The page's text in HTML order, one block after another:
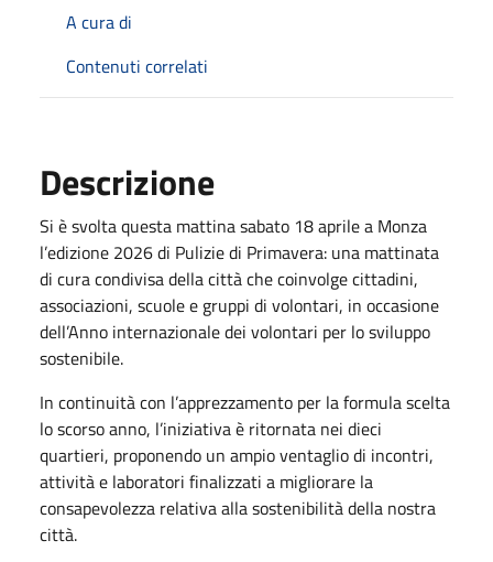
A cura di
Contenuti correlati
Descrizione
Si è svolta questa mattina sabato 18 aprile a Monza
l’edizione 2026 di Pulizie di Primavera: una mattinata
di cura condivisa della città che coinvolge cittadini,
associazioni, scuole e gruppi di volontari, in occasione
dell’Anno internazionale dei volontari per lo sviluppo
sostenibile.
In continuità con l’apprezzamento per la formula scelta
lo scorso anno, l’iniziativa è ritornata nei dieci
quartieri, proponendo un ampio ventaglio di incontri,
attività e laboratori finalizzati a migliorare la
consapevolezza relativa alla sostenibilità della nostra
città.